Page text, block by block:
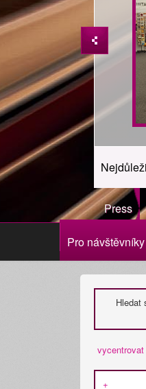
Press
Pro návštěvníky
Hledat
+